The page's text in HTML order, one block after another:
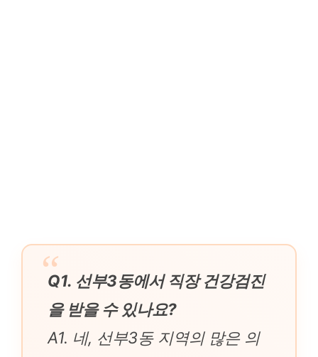
Q1. 선부3동에서 직장 건강검진
을 받을 수 있나요?
A1. 네, 선부3동 지역의 많은 의